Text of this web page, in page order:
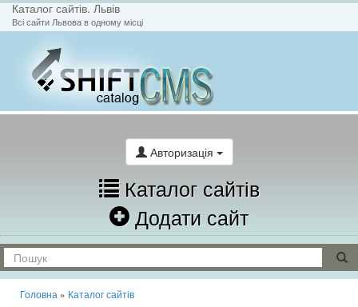
Каталог сайтів. Львів
Всі сайти Львова в одному місці
Авторизація
Каталог сайтів
Додати сайт
Головна » Каталог сайтів